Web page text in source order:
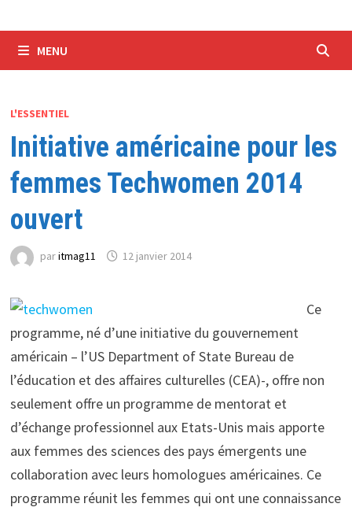
MENU
L'ESSENTIEL
Initiative américaine pour les
femmes Techwomen 2014
ouvert
paritmag11 12 janvier 2014
Ce
programme, né d’une initiative du gouvernement
américain – l’US Department of State Bureau de
l’éducation et des affaires culturelles (CEA)-, offre non
seulement offre un programme de mentorat et
d’échange professionnel aux Etats-Unis mais apporte
aux femmes des sciences des pays émergents une
collaboration avec leurs homologues américaines. Ce
programme réunit les femmes qui ont une connaissance